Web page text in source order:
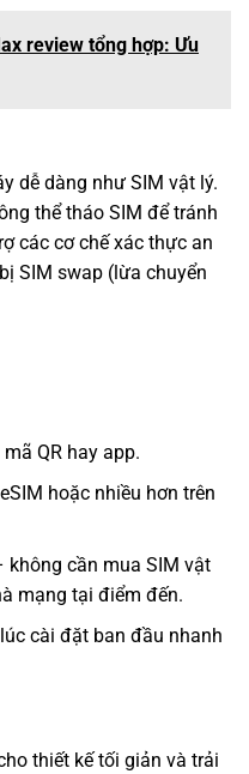
review tổng hợp: Ưu
dễ dàng như SIM vật lý.
thể tháo SIM để tránh
các cơ chế xác thực an
SIM swap (lừa chuyển
QR hay app.
hoặc nhiều hơn trên
không cần mua SIM vật
mạng tại điểm đến.
cài đặt ban đầu nhanh
thiết kế tối giản và trải